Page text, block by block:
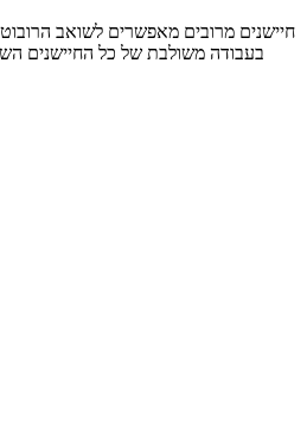
חיישנים מרובים מאפשרים לשואב
בעבודה משולבת של כל החיישנים